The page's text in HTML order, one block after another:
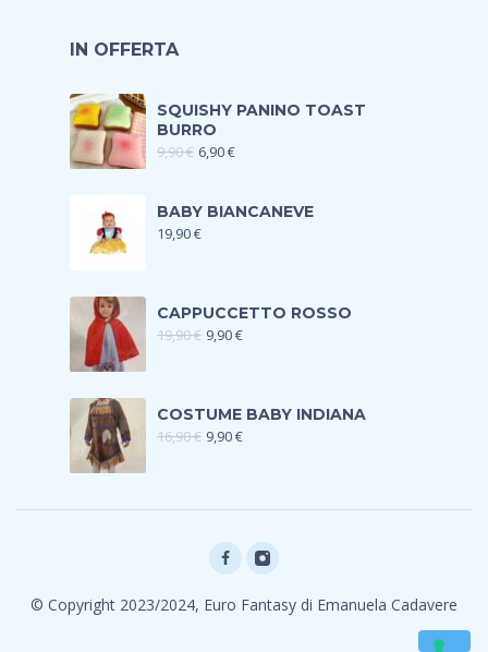
IN OFFERTA
SQUISHY PANINO TOAST
BURRO
9,90€ 6,90€
BABY BIANCANEVE
19,90€
CAPPUCCETTO ROSSO
19,90€ 9,90€
COSTUME BABY INDIANA
16,90€ 9,90€
© Copyright 2023/2024, Euro Fantasy di Emanuela Cadavere